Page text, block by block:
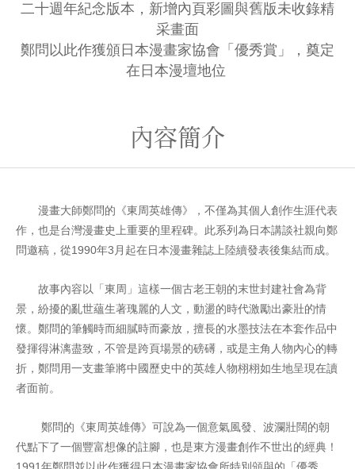
二十週年紀念版本，新增內頁彩圖與舊版未收錄精
采畫面
鄭問以此作獲頒日本漫畫家協會「優秀賞」，奠定
在日本漫壇地位
內容簡介
漫畫大師鄭問的《東周英雄傳》，不僅為其個人創作生涯代表
作，也是台灣漫畫史上重要的里程碑。此系列為日本講談社親向鄭
問邀稿，從1990年3月起在日本漫畫雜誌上陸續發表後集結而成。
故事內容以「東周」這樣一個古老王朝的末世封建社會為背
景，紛擾的亂世蘊生著瑰麗的人文，動盪的時代激勵出豪壯的情
懷。鄭問的筆觸時而細膩時而豪放，擅長的水墨技法在本套作品中
發揮得淋漓盡致，不管是跨頁場景的磅礡，或是主角人物內心的轉
折，鄭問用一支畫筆將中國歷史中的英雄人物栩栩如生地呈現在讀
者面前。
鄭問的《東周英雄傳》可說為一個意氣風發、波瀾壯闊的朝
代點下了一個豐富想像的註腳，也是東方漫畫創作不世出的經典！